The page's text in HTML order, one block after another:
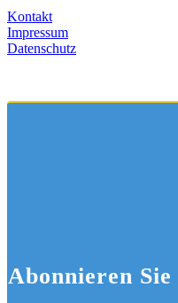
Kontakt
Impressum
Datenschutz
Abonnieren Sie